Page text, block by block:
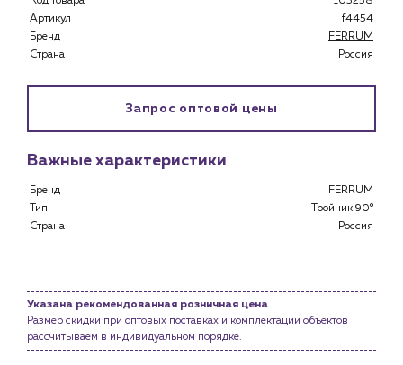
О компании
Услуги
Новости
Блог
Артикул
f4454
Бренд
FERRUM
Страна
Россия
Запрос оптовой цены
Важные характеристики
Бренд
FERRUM
Тип
Тройник 90°
Страна
Россия
Указана рекомендованная розничная цена
Размер скидки при оптовых поставках и комплектации объектов
рассчитываем в индивидуальном порядке.